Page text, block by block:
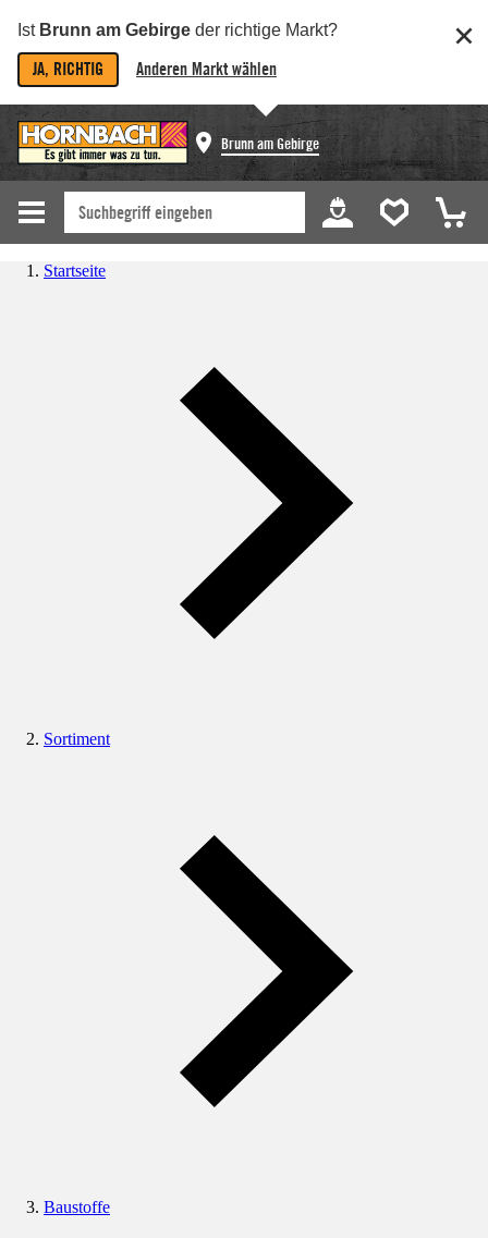
Ist Brunn am Gebirge der richtige Markt?
JA, RICHTIG Anderen Markt wählen
Brunn am Gebirge
Startseite
Sortiment
Baustoffe